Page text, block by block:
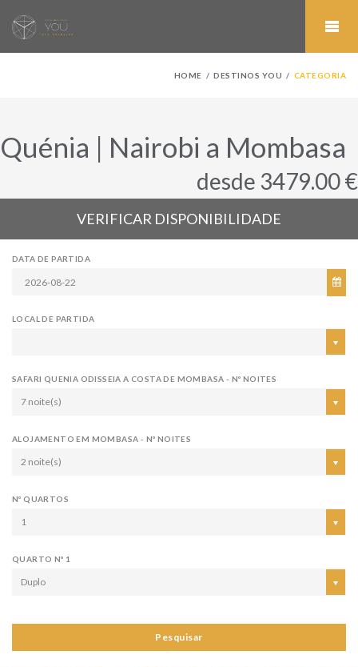
HOME DESTINOS YOU CATEGORIA
Quénia | Nairobi a Mombasa
desde 3479.00 €
VERIFICAR DISPONIBILIDADE
DATA DE PARTIDA
LOCAL DE PARTIDA
SAFARI QUENIA ODISSEIA A COSTA DE MOMBASA - Nº NOITES
7 noite(s)
ALOJAMENTO EM MOMBASA - Nº NOITES
2 noite(s)
Nº QUARTOS
1
QUARTO Nº 1
Duplo
Pesquisar